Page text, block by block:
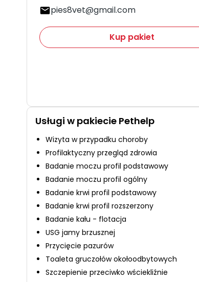
pies8vet@gmail.com
Kup pakiet
Usługi w pakiecie Pethelp
Wizyta w przypadku choroby
Profilaktyczny przegląd zdrowia
Badanie moczu profil podstawowy
Badanie moczu profil ogólny
Badanie krwi profil podstawowy
Badanie krwi profil rozszerzony
Badanie kału - flotacja
USG jamy brzusznej
Przycięcie pazurów
Toaleta gruczołów okołoodbytowych
Szczepienie przeciwko wściekliźnie